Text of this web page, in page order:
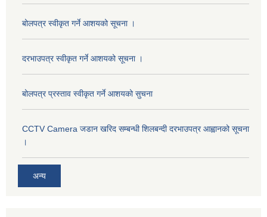
बोलपत्र स्वीकृत गर्ने आशयको सूचना ।
दरभाउपत्र स्वीकृत गर्ने आशयको सूचना ।
बोलपत्र प्रस्ताव स्वीकृत गर्ने आशयको सुचना
CCTV Camera जडान खरिद सम्बन्धी शिलबन्दी दरभाउपत्र आह्वानको सूचना
।
अन्य